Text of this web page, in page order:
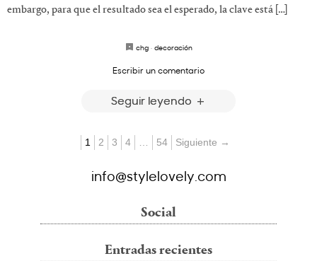
embargo, para que el resultado sea el esperado, la clave está […]
chg· decoración
Escribir un comentario
Seguir leyendo
1 2 3 4 54 Siguiente →
info@stylelovely.com
Social
Entradas recientes